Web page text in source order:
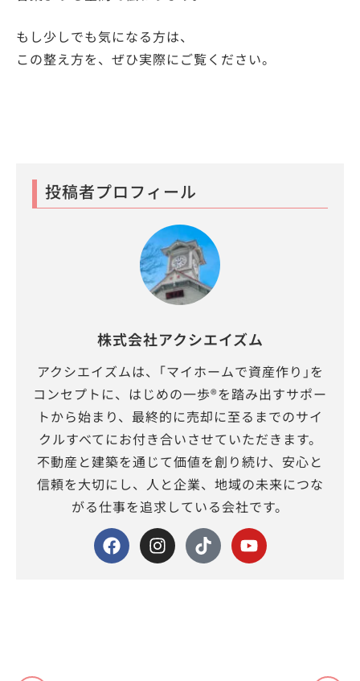
もし少しでも気になる方は、
この整え方を、ぜひ実際にご覧ください。
投稿者プロフィール
株式会社アクシエイズム
アクシエイズムは、｢マイホームで資産作り｣を
コンセプトに、はじめの一歩®を踏み出すサポー
トから始まり、最終的に売却に至るまでのサイ
クルすべてにお付き合いさせていただきます。
不動産と建築を通じて価値を創り続け、安心と
信頼を大切にし、人と企業、地域の未来につな
がる仕事を追求している会社です。